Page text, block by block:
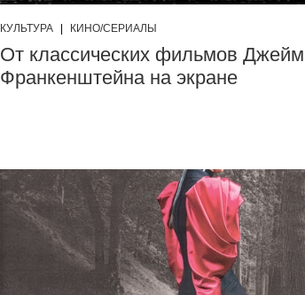
КУЛЬТУРА КИНО/СЕРИАЛЫ
От классических фильмов
Франкенштейна на экране